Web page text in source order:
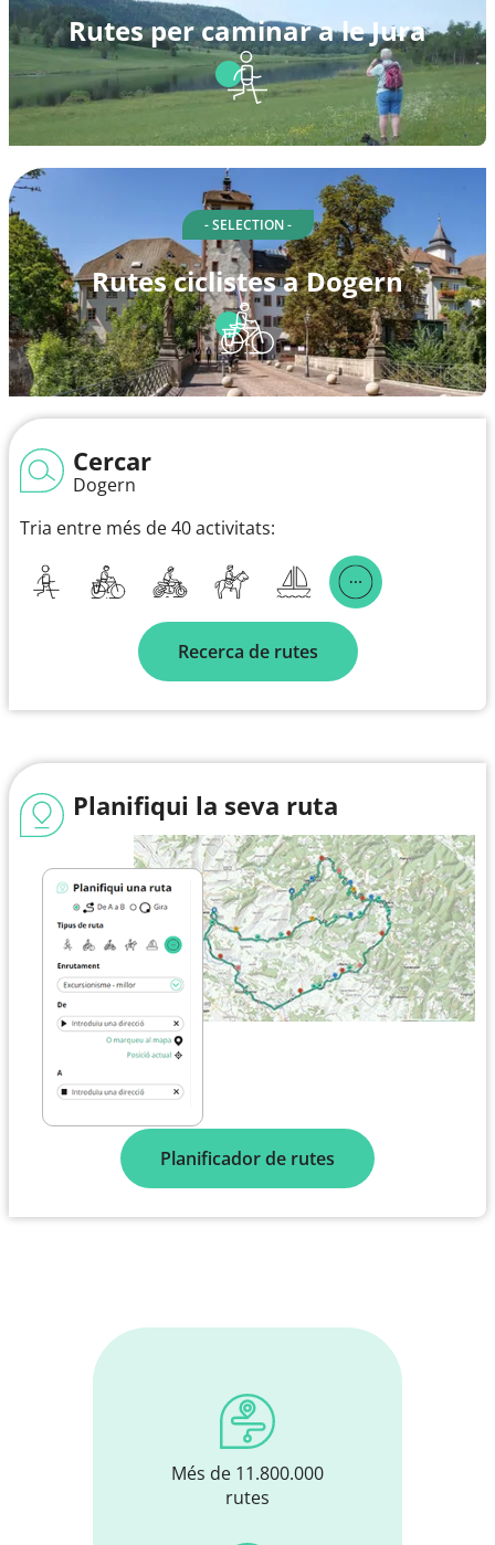
Rutes per caminar a le Jura
- SELECTION -
Rutes ciclistes a Dogern
Cercar
Dogern
Tria entre més de 40 activitats:
Recerca de rutes
Planifiqui la seva ruta
Planificador de rutes
Més de 11.800.000
rutes